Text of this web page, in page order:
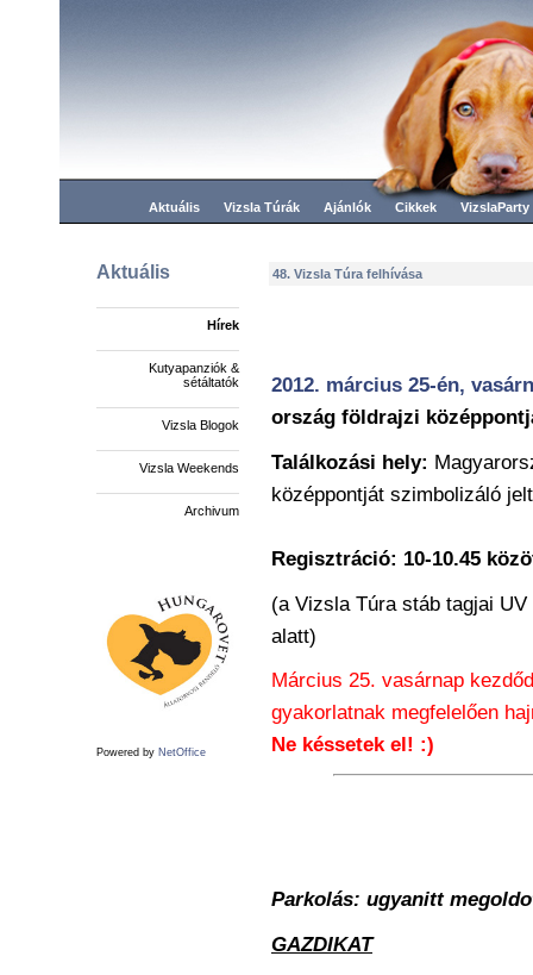
Aktuális Vizsla Túrák Ajánlók Cikkek VizslaParty
Aktuális
Hírek
Kutyapanziók &
sétáltatók
Vizsla Blogok
Vizsla Weekends
Archivum
Powered by NetOffice
48. Vizsla Túra felhívása
2012. március 25-én,
ország földrajzi
Találkozási hely:
középpontját szimbolizáló
Regisztráció: 10-10.45
(a Vizsla Túra stáb tagjai
alatt)
Március 25. vasárnap
gyakorlatnak megfelelően
Ne késsetek el! :)
Parkolás: ugyanitt
GAZDIKAT